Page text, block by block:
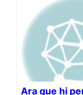
Ara que hi